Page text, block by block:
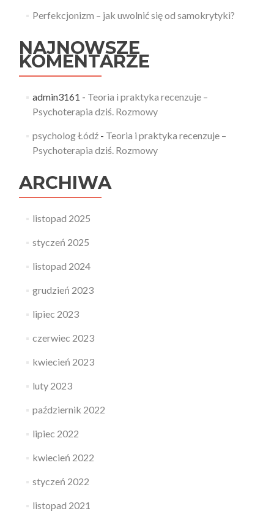
Perfekcjonizm – jak uwolnić się od samokrytyki?
NAJNOWSZE
KOMENTARZE
admin3161 - Teoria i praktyka recenzuje –
Psychoterapia dziś. Rozmowy
psycholog Łódź- Teoria i praktyka recenzuje –
Psychoterapia dziś. Rozmowy
ARCHIWA
listopad 2025
styczeń 2025
listopad 2024
grudzień 2023
lipiec 2023
czerwiec 2023
kwiecień 2023
luty 2023
październik 2022
lipiec 2022
kwiecień 2022
styczeń 2022
listopad 2021